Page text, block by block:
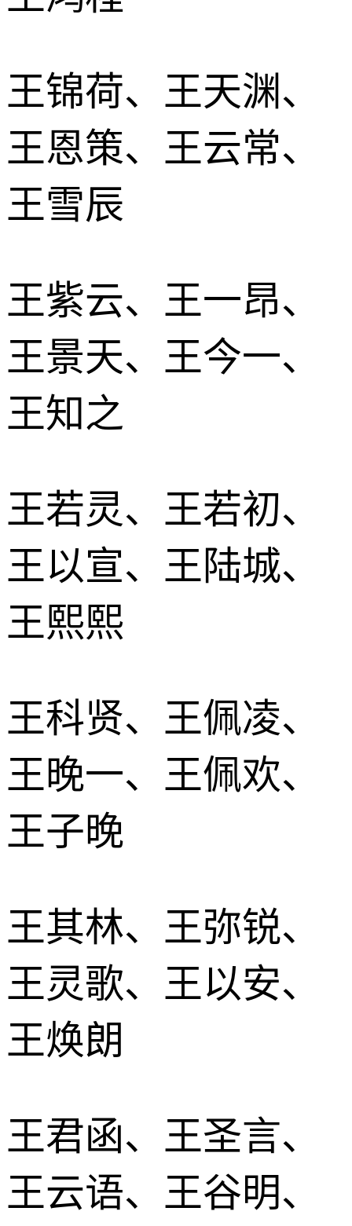
王锦荷、王天渊、
王恩策、王云常、
王雪辰
王紫云、王一昂、
王景天、王今一、
王知之
王若灵、王若初、
王以宣、王陆城、
王熙熙
王科贤、王佩凌、
王晚一、王佩欢、
王子晚
王其林、王弥锐、
王灵歌、王以安、
王焕朗
王君函、王圣言、
王云语、王谷明、